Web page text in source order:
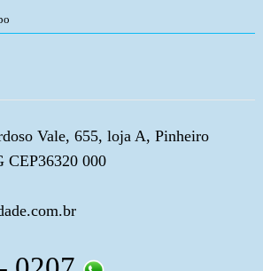
Vale, 655, loja A, Pinheiro
CEP36320 000